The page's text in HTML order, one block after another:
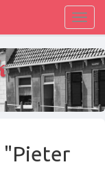
"Pieter